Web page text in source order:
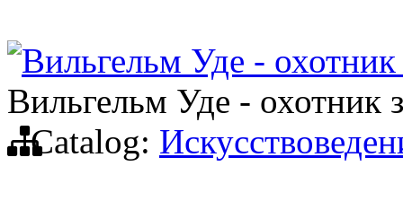
Вильгельм Уде - охотник
Вильгельм Уде - охотник
Catalog: